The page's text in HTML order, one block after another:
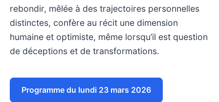
rebondir, mêlée à des trajectoires personnelles
distinctes, confère au récit une dimension
humaine et optimiste, même lorsqu’il est question
de déceptions et de transformations.
Programme du lundi 23 mars 2026